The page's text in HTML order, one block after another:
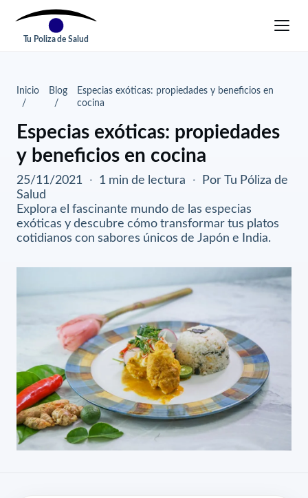
Tu Poliza de Salud
Inicio Blog
Especias exóticas: propiedades y beneficios en
cocina
Especias exóticas: propiedades
y beneficios en cocina
25/11/2021 · 1 min de lectura ·
Por Tu Póliza de
Salud
Explora el fascinante mundo de las especias
exóticas y descubre cómo transformar tus platos
cotidianos con sabores únicos de Japón e India.